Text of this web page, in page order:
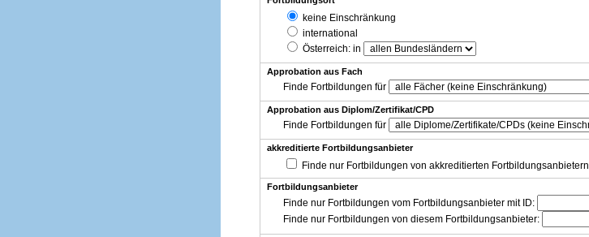
keine Einschränkung
international
Österreich: in
Approbation aus Fach
Finde Fortbildungen für
Approbation aus Diplom/Zertifikat/CPD
Finde Fortbildungen für
akkreditierte Fortbildungsanbieter
Finde nur Fortbildungen von akkreditierten Fortbildungsanbietern
Fortbildungsanbieter
Finde nur Fortbildungen vom Fortbildungsanbieter mit ID:
Finde nur Fortbildungen von diesem Fortbildungsanbieter: